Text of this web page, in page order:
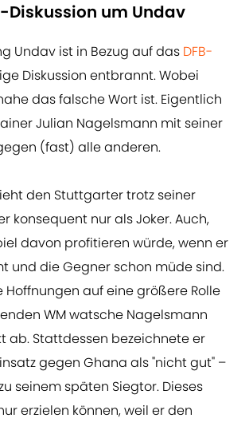
Diskussion um Undav
Undav ist in Bezug auf das DFB-
Diskussion entbrannt. Wobei
das falsche Wort ist. Eigentlich
Julian Nagelsmann mit seiner
(fast) alle anderen.
den Stuttgarter trotz seiner
konsequent nur als Joker. Auch,
davon profitieren würde, wenn er
und die Gegner schon müde sind.
Hoffnungen auf eine größere Rolle
WM watsche Nagelsmann
ab. Stattdessen bezeichnete er
gegen Ghana als "nicht gut" –
seinem späten Siegtor. Dieses
erzielen können, weil er den